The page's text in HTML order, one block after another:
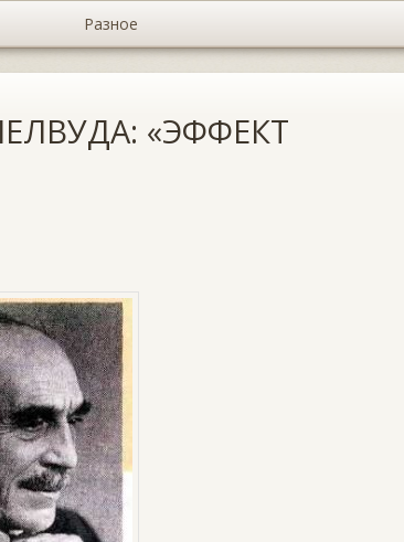
Разное
«ЭФФЕКТ